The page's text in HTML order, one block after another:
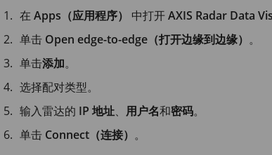
在Apps（应用程序） 中打开AXIS Radar Data
单击 Open edge-to-edge（打开边缘到边缘） 。
单击添加。
选择配对类型。
输入雷达的 IP 地址、 用户名和密码。
单击 Connect（连接） 。